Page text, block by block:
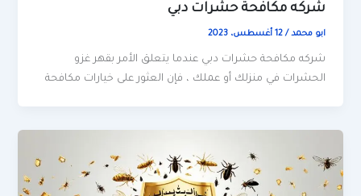
شركه مكافحة حشرات دبي
ابو محمد/12 أغسطس، 2023
شركه مكافحة حشرات دبي عندما يتعلق الأمر بقهر غزو
الحشرات في منزلك أو عملك ، فإن العثور على خيارات مكافحة